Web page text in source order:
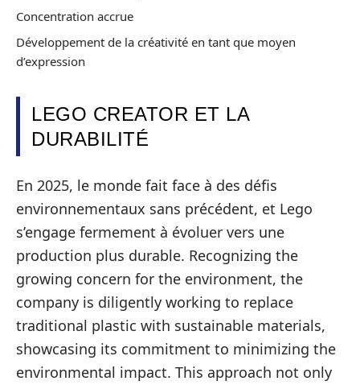
Concentration accrue
Développement de la créativité en tant que moyen
d’expression
LEGO CREATOR ET LA
DURABILITÉ
En 2025, le monde fait face à des défis
environnementaux sans précédent, et Lego
s’engage fermement à évoluer vers une
production plus durable. Recognizing the
growing concern for the environment, the
company is diligently working to replace
traditional plastic with sustainable materials,
showcasing its commitment to minimizing the
environmental impact. This approach not only